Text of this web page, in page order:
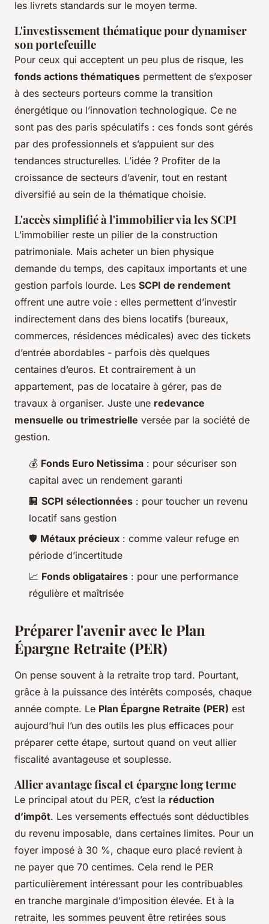
les livrets standards sur le moyen terme.
L'investissement thématique pour dynamiser
son portefeuille
Pour ceux qui acceptent un peu plus de risque, les
fonds actions thématiques permettent de s’exposer
à des secteurs porteurs comme la transition
énergétique ou l’innovation technologique. Ce ne
sont pas des paris spéculatifs : ces fonds sont gérés
par des professionnels et s’appuient sur des
tendances structurelles. L’idée ? Profiter de la
croissance de secteurs d’avenir, tout en restant
diversifié au sein de la thématique choisie.
L'accès simplifié à l'immobilier via les SCPI
L’immobilier reste un pilier de la construction
patrimoniale. Mais acheter un bien physique
demande du temps, des capitaux importants et une
gestion parfois lourde. Les SCPI de rendement
offrent une autre voie : elles permettent d’investir
indirectement dans des biens locatifs (bureaux,
commerces, résidences médicales) avec des tickets
d’entrée abordables - parfois dès quelques
centaines d’euros. Et contrairement à un
appartement, pas de locataire à gérer, pas de
travaux à organiser. Juste une redevance
mensuelle ou trimestrielle versée par la société de
gestion.
💰 Fonds Euro Netissima : pour sécuriser son
capital avec un rendement garanti
🏢 SCPI sélectionnées : pour toucher un revenu
locatif sans gestion
🛡️ Métaux précieux : comme valeur refuge en
période d’incertitude
📈 Fonds obligataires : pour une performance
régulière et maîtrisée
Préparer l'avenir avec le Plan
Épargne Retraite (PER)
On pense souvent à la retraite trop tard. Pourtant,
grâce à la puissance des intérêts composés, chaque
année compte. Le Plan Épargne Retraite (PER) est
aujourd’hui l’un des outils les plus efficaces pour
préparer cette étape, surtout quand on veut allier
fiscalité avantageuse et souplesse.
Allier avantage fiscal et épargne long terme
Le principal atout du PER, c’est la réduction
d’impôt. Les versements effectués sont déductibles
du revenu imposable, dans certaines limites. Pour un
foyer imposé à 30 %, chaque euro placé revient à
ne payer que 70 centimes. Cela rend le PER
particulièrement intéressant pour les contribuables
en tranche marginale d’imposition élevée. Et à la
retraite, les sommes peuvent être retirées sous